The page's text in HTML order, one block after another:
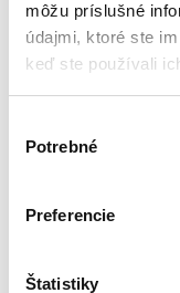
môžu príslušné
údajmi, ktoré ste
keď ste používali
súhlasu
Potrebné
Preferencie
Štatistiky